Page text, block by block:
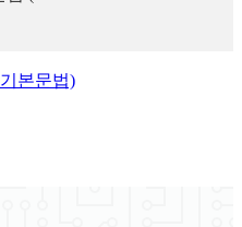
본문법)